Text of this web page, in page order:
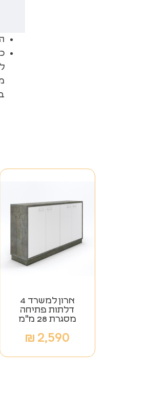
ארון למשרד 4
דלתות פתיחה
מסגרת 28 מ"מ
2,590
₪